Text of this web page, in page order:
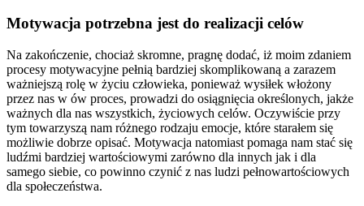
Motywacja potrzebna jest do realizacji celów
Na zakończenie, chociaż skromne, pragnę dodać, iż moim zdaniem
procesy motywacyjne pełnią bardziej skomplikowaną a zarazem
ważniejszą rolę w życiu człowieka, ponieważ wysiłek włożony
przez nas w ów proces, prowadzi do osiągnięcia określonych, jakże
ważnych dla nas wszystkich, życiowych celów. Oczywiście przy
tym towarzyszą nam różnego rodzaju emocje, które starałem się
możliwie dobrze opisać. Motywacja natomiast pomaga nam stać się
ludźmi bardziej wartościowymi zarówno dla innych jak i dla
samego siebie, co powinno czynić z nas ludzi pełnowartościowych
dla społeczeństwa.